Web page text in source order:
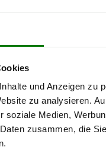
und Anzeigen zu
zu analysieren.
soziale Medien,
zusammen, die
Bewertungen
Main-Kinzig-Kreis
Pellets-
Bad Soden-